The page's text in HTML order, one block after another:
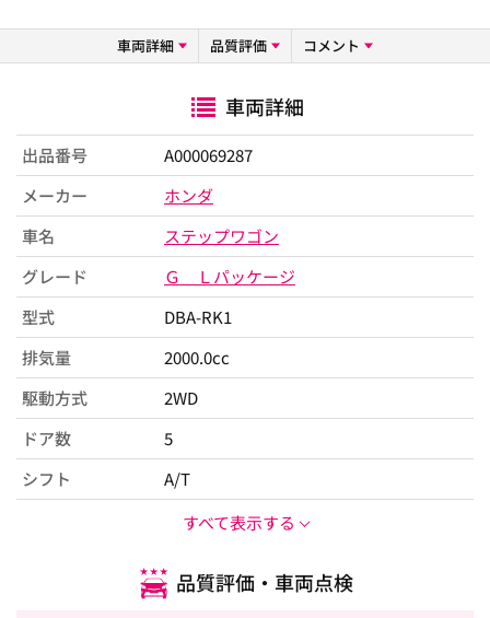
車両詳細 品質評価 コメント
車両詳細
出品番号
A000069287
メーカー
ホンダ
車名
ステップワゴン
グレード
Ｇ Ｌパッケージ
型式
DBA-RK1
排気量
2000.0cc
駆動方式
2WD
ドア数
5
シフト
A/T
すべて表示する
品質評価・車両点検